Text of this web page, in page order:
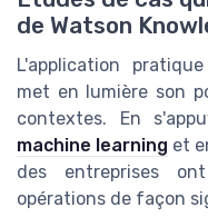
de Watson
L'application
met en lumière son
contextes. En
machine learning et
des entreprises
opérations de façon